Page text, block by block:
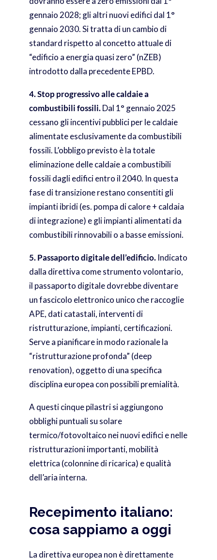
gennaio 2028; gli altri nuovi edifici dal 1°
gennaio 2030. Si tratta di un cambio di
standard rispetto al concetto attuale di
“edificio a energia quasi zero” (nZEB)
introdotto dalla precedente EPBD.
4. Stop progressivo alle caldaie a
combustibili fossili.Dal 1° gennaio 2025
cessano gli incentivi pubblici per le caldaie
alimentate esclusivamente da combustibili
fossili. L’obbligo previsto è la totale
eliminazione delle caldaie a combustibili
fossili dagli edifici entro il 2040. In questa
fase di transizione restano consentiti gli
impianti ibridi (es. pompa di calore + caldaia
di integrazione) e gli impianti alimentati da
combustibili rinnovabili o a basse emissioni.
5. Passaporto digitale dell’edificio. Indicato
dalla direttiva come strumento volontario,
il passaporto digitale dovrebbe diventare
un fascicolo elettronico unico che raccoglie
APE, dati catastali, interventi di
ristrutturazione, impianti, certificazioni.
Serve a pianificare in modo razionale la
“ristrutturazione profonda” (deep
renovation), oggetto di una specifica
disciplina europea con possibili premialità.
A questi cinque pilastri si aggiungono
obblighi puntuali su solare
termico/fotovoltaico nei nuovi edifici e nelle
ristrutturazioni importanti, mobilità
elettrica (colonnine di ricarica) e qualità
dell’aria interna.
Recepimento italiano:
cosa sappiamo a oggi
La direttiva europea non è direttamente